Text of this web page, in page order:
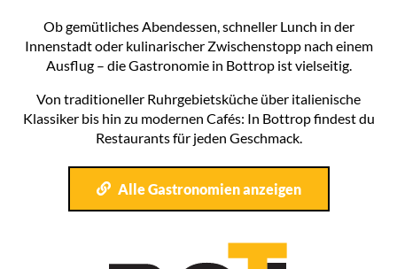
Ob gemütliches Abendessen, schneller Lunch in der
Innenstadt oder kulinarischer Zwischenstopp nach einem
Ausflug – die Gastronomie in Bottrop ist vielseitig.
Von traditioneller Ruhrgebietsküche über italienische
Klassiker bis hin zu modernen Cafés: In Bottrop findest du
Restaurants für jeden Geschmack.
Alle Gastronomien anzeigen